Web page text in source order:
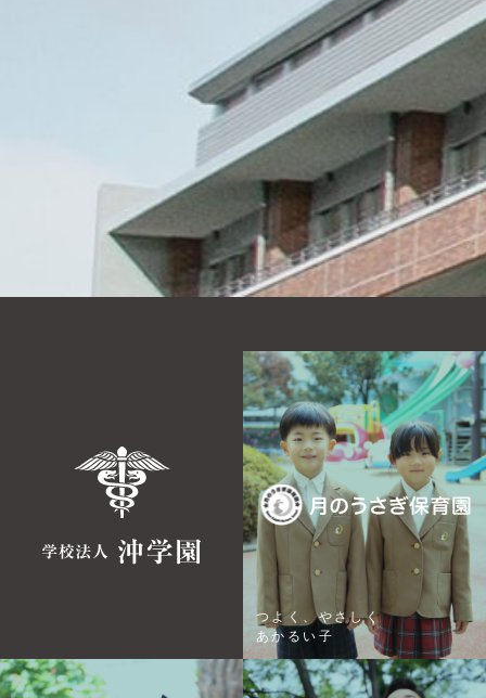
つよく、やさしく
あかるい子